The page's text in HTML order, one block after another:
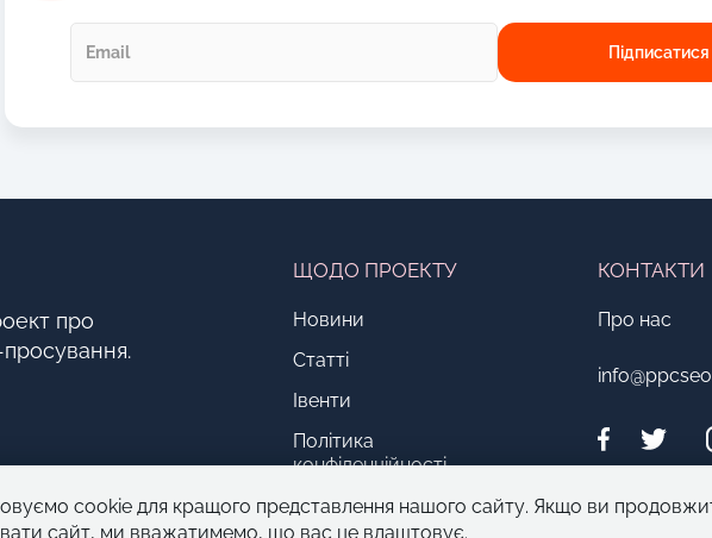
про
ЩОДО ПРОЕКТУ
Новини
Статті
Івенти
Політика
конфіденційності
КОНТАКТИ
Про нас
cookie для кращого представлення нашого сайту. Якщо ви
сайт, ми вважатимемо, що вас це влаштовує.